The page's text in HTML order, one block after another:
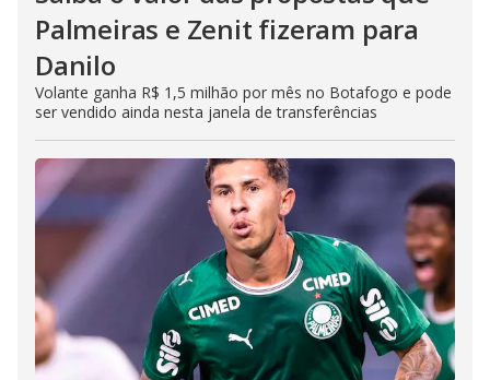
Palmeiras e Zenit fizeram para
Danilo
Volante ganha R$ 1,5 milhão por mês no Botafogo e pode
ser vendido ainda nesta janela de transferências